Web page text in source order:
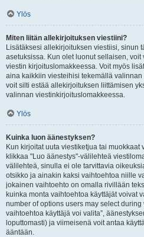
Ylös
Miten liitän allekirjoituksen viestiini?
Lisätäksesi allekirjoituksen viestiisi, sinun
asetuksissa. Kun olet luonut sellaisen, voit
viestin kirjoituslomakkeessa. Voit myös
aina kaikkiin viesteihisi tekemällä
voit silti estää allekirjoituksen liittämisen
valinnan viestinkirjoituslomakkeessa.
Ylös
Kuinka luon äänestyksen?
Kun kirjoitat uuta viestiketjua tai muokkaat
klikkaa "Luo äänestys"-välilehteä
välilehteä, sinulla ei ole tarvittavia
otsikko ja ainakin kaksi vaihtoehtoa niille
jokainen vaihtoehto on omalla rivillään
kuinka monta vaihtoehtoa käyttäjät voivat
number of options users may select
vaihtoehtoa käyttäjä voi valita”,
loputtomasti) ja viimeisenä voit antaa
ääntään.